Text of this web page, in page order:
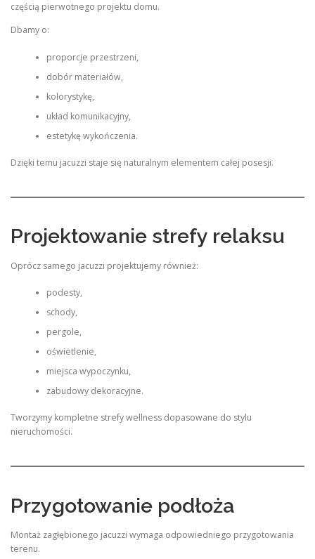
częścią pierwotnego projektu domu.
Dbamy o:
proporcje przestrzeni,
dobór materiałów,
kolorystykę,
układ komunikacyjny,
estetykę wykończenia.
Dzięki temu jacuzzi staje się naturalnym elementem całej posesji.
Projektowanie strefy relaksu
Oprócz samego jacuzzi projektujemy również:
podesty,
schody,
pergole,
oświetlenie,
miejsca wypoczynku,
zabudowy dekoracyjne.
Tworzymy kompletne strefy wellness dopasowane do stylu
nieruchomości.
Przygotowanie podłoża
Montaż zagłębionego jacuzzi wymaga odpowiedniego przygotowania
terenu.